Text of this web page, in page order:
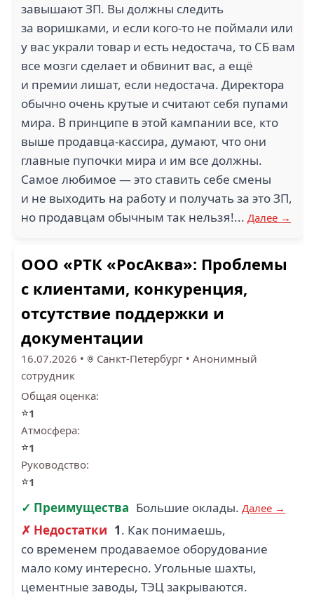
завышают ЗП. Вы должны следить
за воришками, и если кого-то не поймали или
у вас украли товар и есть недостача, то СБ вам
все мозги сделает и обвинит вас, а ещё
и премии лишат, если недостача. Директора
обычно очень крутые и считают себя пупами
мира. В принципе в этой кампании все, кто
выше продавца-кассира, думают, что они
главные пупочки мира и им все должны.
Самое любимое — это ставить себе смены
и не выходить на работу и получать за это ЗП,
но продавцам обычным так нельзя!... Далее →
ООО «РТК «РосАква»: Проблемы
с клиентами, конкуренция,
отсутствие поддержки и
документации
16.07.2026 • Санкт-Петербург • Анонимный
сотрудник
Общая оценка:
⭐1
Атмосфера:
⭐1
Руководство:
⭐1
✓ Преимущества Большие оклады. Далее →
✗ Недостатки 1. Как понимаешь,
со временем продаваемое оборудование
мало кому интересно. Угольные шахты,
цементные заводы, ТЭЦ закрываются.